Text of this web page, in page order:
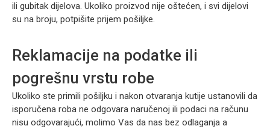
ili gubitak dijelova. Ukoliko proizvod nije oštećen, i svi dijelovi
su na broju, potpišite prijem pošiljke.
Reklamacije na podatke ili
pogrešnu vrstu robe
Ukoliko ste primili pošiljku i nakon otvaranja kutije ustanovili da
isporučena roba ne odgovara naručenoj ili podaci na računu
nisu odgovarajući, molimo Vas da nas bez odlaganja a